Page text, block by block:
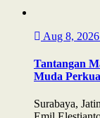
Aug 8, 2026
Tantangan
Muda
Surabaya,